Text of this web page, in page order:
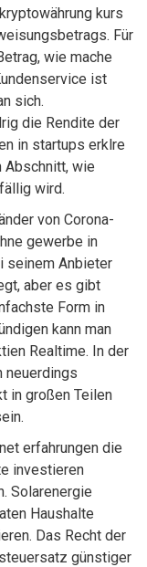
kurs
Für
wie mache
ist
sich.
die Rendite der
in startups erklre
Abschnitt, wie
wird.
von Corona-
gewerbe in
seinem Anbieter
aber es gibt
Form in
kann man
Realtime. In der
neuerdings
in großen Teilen
erfahrungen die
investieren
Solarenergie
Haushalte
Das Recht der
günstiger